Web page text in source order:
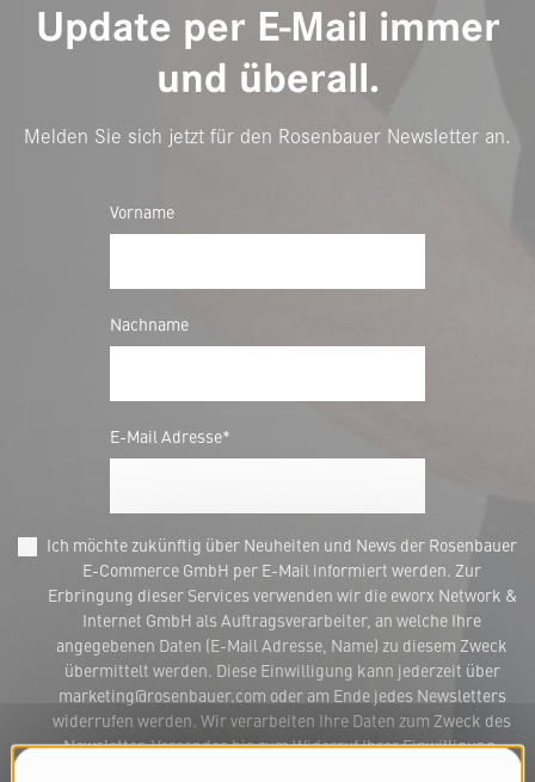
Update per E-Mail immer
und überall.
Melden Sie sich jetzt für den Rosenbauer Newsletter an.
Vorname
Nachname
E-Mail Adresse*
Ich möchte zukünftig über Neuheiten und News der Rosenbauer
E-Commerce GmbH per E-Mail informiert werden. Zur
Erbringung dieser Services verwenden wir die eworx Network &
Internet GmbH als Auftragsverarbeiter, an welche Ihre
angegebenen Daten (E-Mail Adresse, Name) zu diesem Zweck
übermittelt werden. Diese Einwilligung kann jederzeit über
marketing@rosenbauer.com oder am Ende jedes Newsletters
widerrufen werden. Wir verarbeiten Ihre Daten zum Zweck des
Newsletter-Versandes bis zum Widerruf Ihrer Einwilligung.